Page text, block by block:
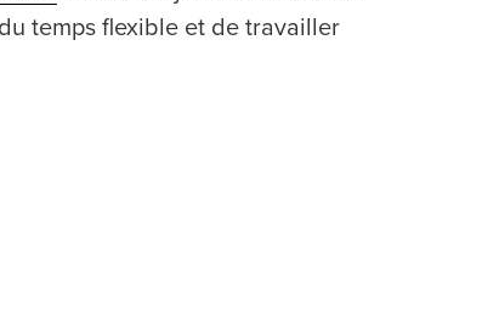
temps flexible et de travailler